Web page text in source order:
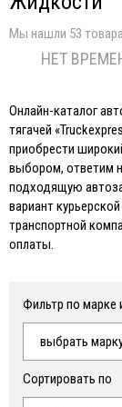
Мы нашли 53 товара
НЕТ
Онлайн-каталог
тягачей
приобрести
выбором, ответим
подходящую
вариант
транспортной
оплаты.
Фильтр по марке
выбрать
Сортировать по